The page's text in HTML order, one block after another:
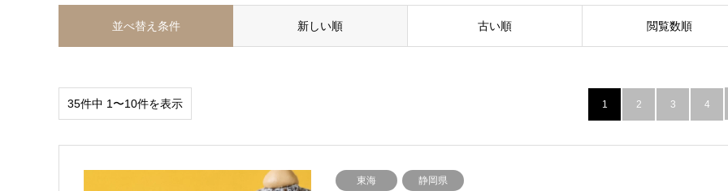
並べ替え条件 新しい順 古い順 閲覧数順
35件中 1〜10件を表示 1 2 3 4
東海 静岡県